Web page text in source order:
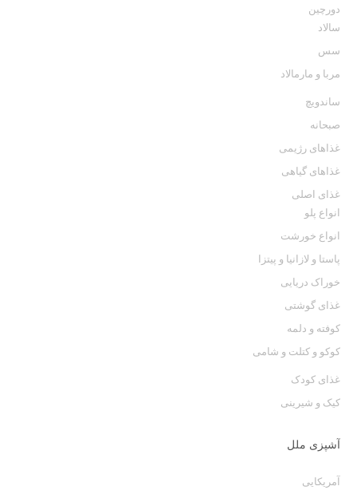
دورچین
سالاد
سس
مربا و مارمالاد
ساندویچ
صبحانه
غذاهای رژیمی
غذاهای گیاهی
غذای اصلی
انواع پلو
انواع خورشت
پاستا و لازانيا و پيتزا
خوراک دریایی
غذای گوشتی
كوفته و دلمه
کوکو و کتلت و شامی
غذای کودک
کیک و شیرینی
آشپزی ملل
آمریکایی